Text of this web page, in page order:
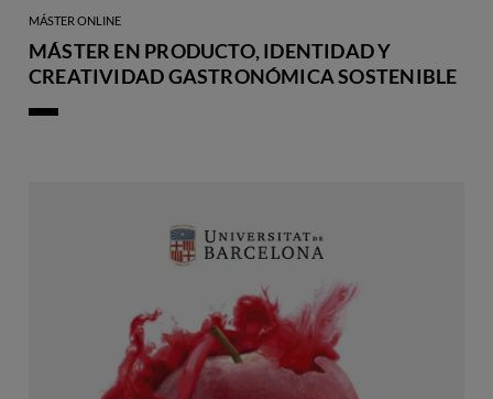
MÁSTER ONLINE
MÁSTER EN PRODUCTO, IDENTIDAD Y
CREATIVIDAD GASTRONÓMICA SOSTENIBLE